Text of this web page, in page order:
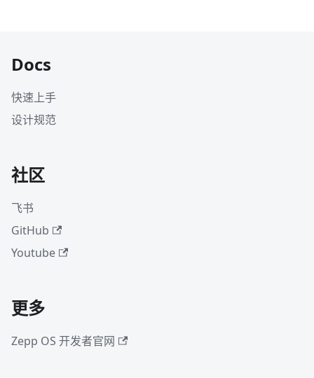
Docs
快速上手
设计规范
社区
飞书
GitHub
Youtube
更多
Zepp OS 开发者官网